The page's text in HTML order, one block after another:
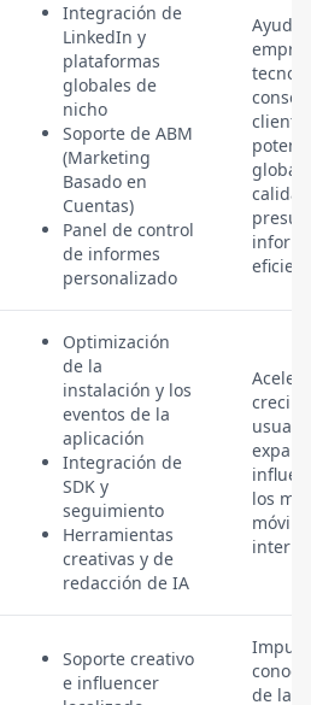
Integración de
LinkedIn y
plataformas
globales de
nicho
Soporte de ABM
(Marketing
Basado en
Cuentas)
Panel de control
de informes
personalizado
Ayuda
Optimización
de la
instalación y los
eventos de la
aplicación
Integración de
SDK y
seguimiento
Herramientas
creativas y de
redacción de IA
los
Soporte creativo
e influencer
de la